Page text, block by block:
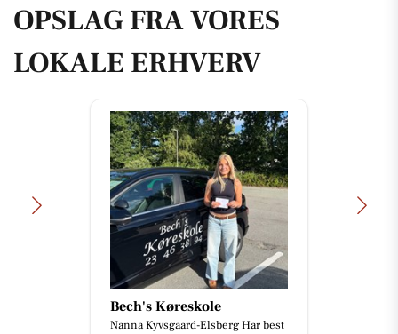
OPSLAG FRA VORES
LOKALE ERHVERV
Bech's Køreskole
Nanna Kyvsgaard-Elsberg Har best